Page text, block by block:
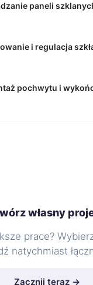
paneli
i regulacja
pochwytu i
własny
prace?
natychmiast
Zacznij teraz →